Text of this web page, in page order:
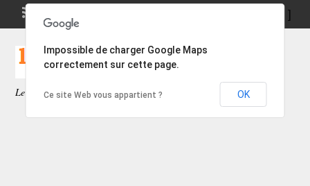
]
Le site des pétites annonces gratuites.
Impossible de charger Google Maps
correctement sur cette page.
Ce site Web vous appartient ? OK